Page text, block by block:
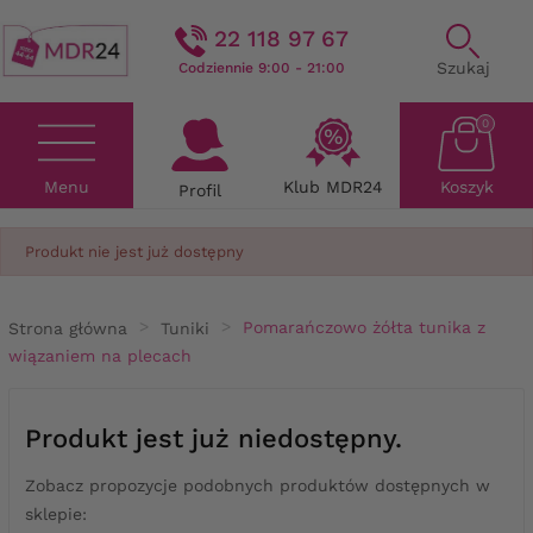
22 118 97 67
Codziennie 9:00 - 21:00 Szukaj
Menu Profil Klub MDR24 Koszyk
0
Produkt nie jest już dostępny
Strona główna Tuniki
Pomarańczowo żółta tunika z
wiązaniem na plecach
Produkt jest już niedostępny.
Zobacz propozycje podobnych produktów dostępnych w
sklepie: